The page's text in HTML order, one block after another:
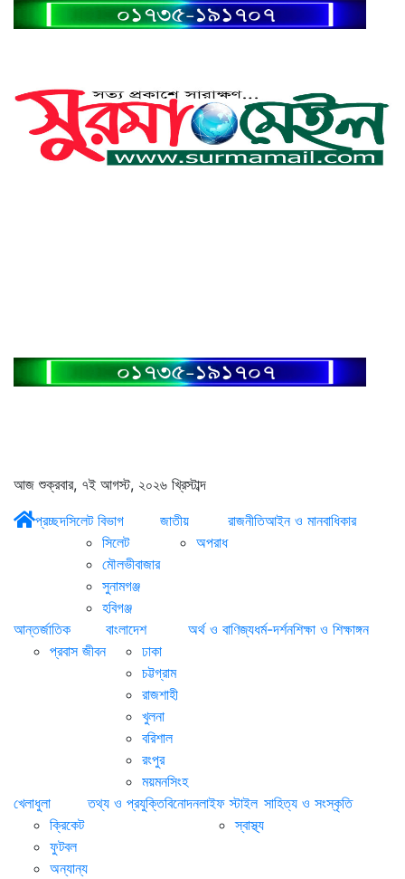
আজ শুক্রবার, ৭ই আগস্ট, ২০২৬ খ্রিস্টাব্দ
প্রচ্ছদসিলেট বিভাগ
সিলেট
মৌলভীবাজার
সুনামগঞ্জ
হবিগঞ্জ
জাতীয়
অপরাধ
রাজনীতিআইন ও মানবাধিকার
আন্তর্জাতিক
প্রবাস জীবন
বাংলাদেশ
ঢাকা
চট্টগ্রাম
রাজশাহী
খুলনা
বরিশাল
রংপুর
ময়মনসিংহ
অর্থ ও বাণিজ্যধর্ম-দর্শনশিক্ষা ও শিক্ষাঙ্গন
খেলাধুলা
ক্রিকেট
ফুটবল
অন্যান্য
তথ্য ও প্রযুক্তিবিনোদনলাইফ স্টাইল
স্বাস্থ্য
সাহিত্য ও সংস্কৃতি